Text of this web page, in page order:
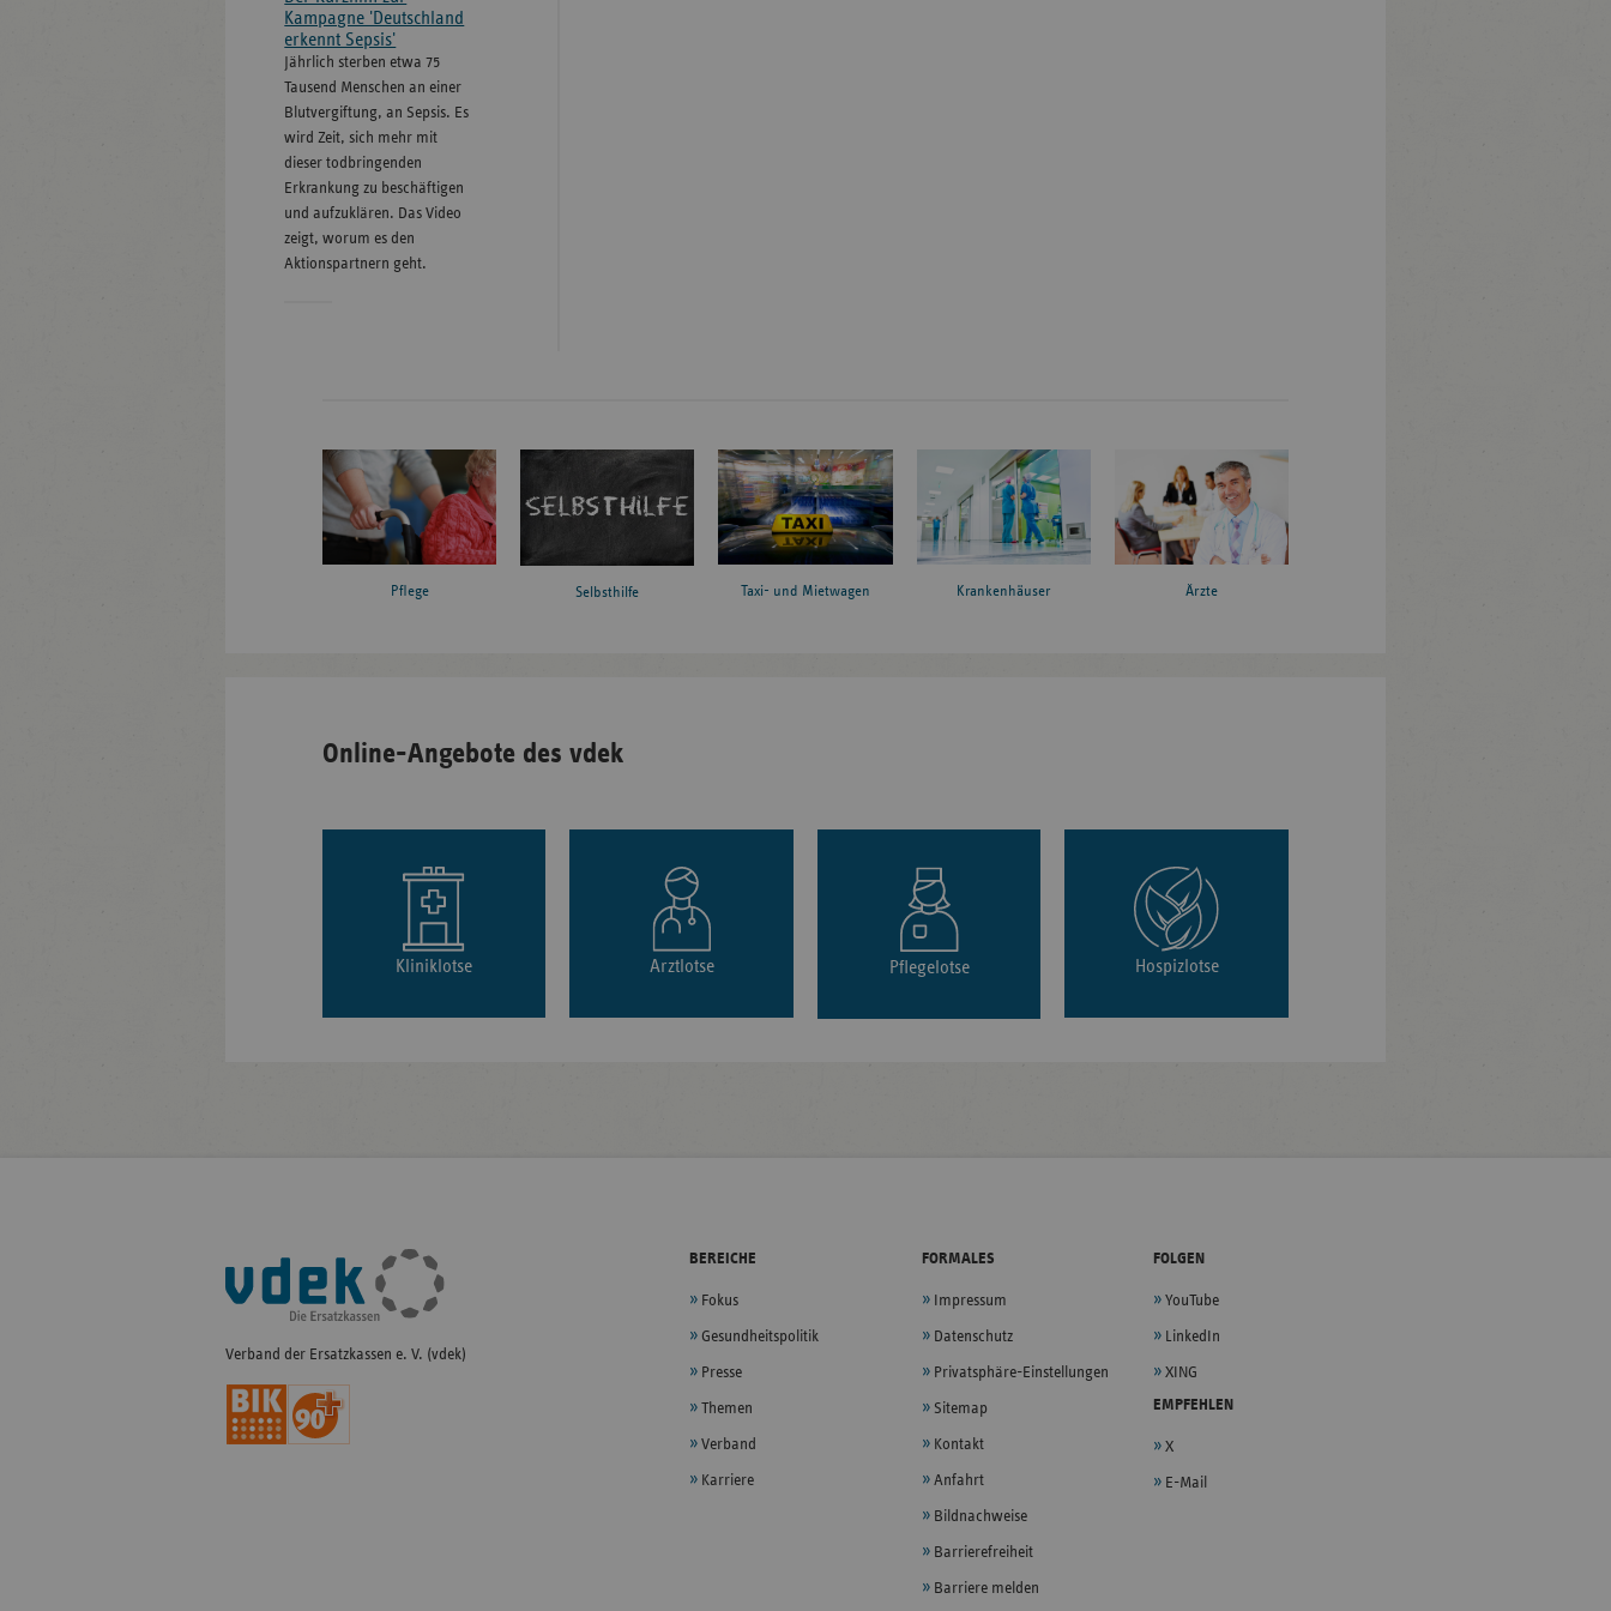
Kampagne 'Deutschland
erkennt Sepsis'
Jährlich sterben etwa 75
Tausend Menschen an einer
Blutvergiftung, an Sepsis. Es
wird Zeit, sich mehr mit
dieser todbringenden
Erkrankung zu beschäftigen
und aufzuklären. Das Video
zeigt, worum es den
Aktionspartnern geht.
Pflege Selbsthilfe Taxi- und Mietwagen Krankenhäuser Ärzte
Online-Angebote des vdek
Kliniklotse Arztlotse Pflegelotse Hospizlotse
Fußleisten-
Navigation
Verband der Ersatzkassen e. V. (vdek)
BEREICHE
Fokus
Gesundheitspolitik
Presse
Themen
Verband
Karriere
FORMALES
Impressum
Datenschutz
Privatsphäre-Einstellungen
Sitemap
Kontakt
Anfahrt
Bildnachweise
Barrierefreiheit
Barriere melden
FOLGEN
YouTube
LinkedIn
XING
EMPFEHLEN
X
E-Mail